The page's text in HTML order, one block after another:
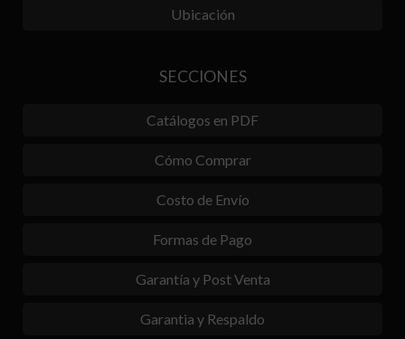
Ubicación
SECCIONES
Catálogos en PDF
Cómo Comprar
Costo de Envío
Formas de Pago
Garantía y Post Venta
Garantia y Respaldo